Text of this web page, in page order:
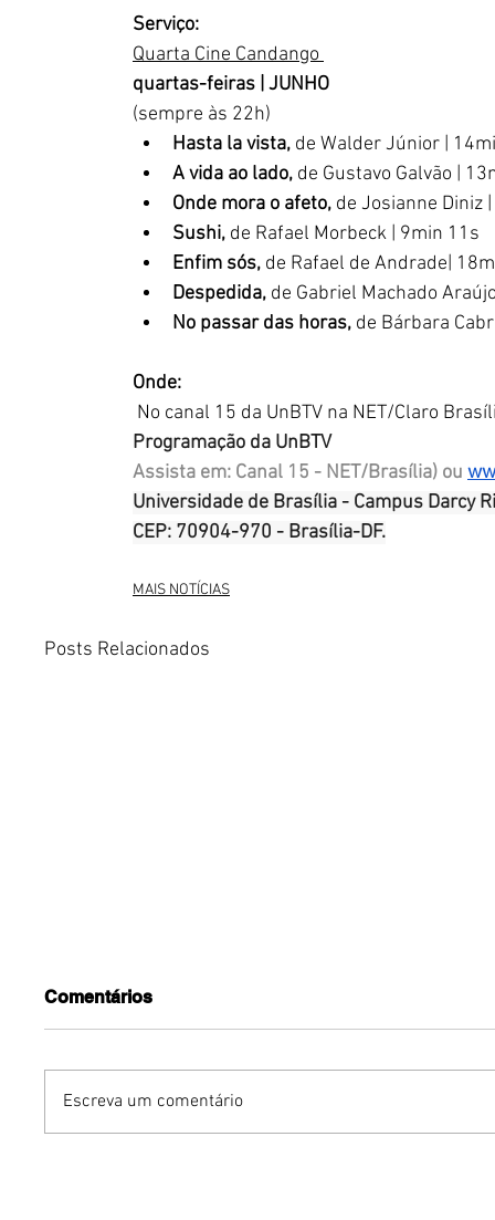
Serviço:
Quarta Cine Candango
quartas-feiras | JUNHO
(sempre às 22h)
Hasta la vista, de Walder Júnior
|
A vida ao lado, de Gustavo Galvão |
Onde mora o afeto, de Josianne Diniz
Sushi, de Rafael Morbeck | 9min 11s
Enfim sós, de Rafael de Andrade|
Despedida, de Gabriel Machado
No passar das horas, de Bárbara
Onde:
No canal 15 da UnBTV na NET/Claro
Programação da UnBTV
Assista em: Canal 15 - NET/Brasília) ou
Universidade de Brasília - Campus Darcy
CEP: 70904-970 - Brasília-DF.
MAIS NOTÍCIAS
Posts Relacionados
Comentários
Escreva um comentário